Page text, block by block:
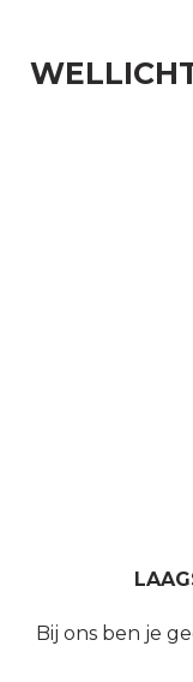
Bij ons ben je